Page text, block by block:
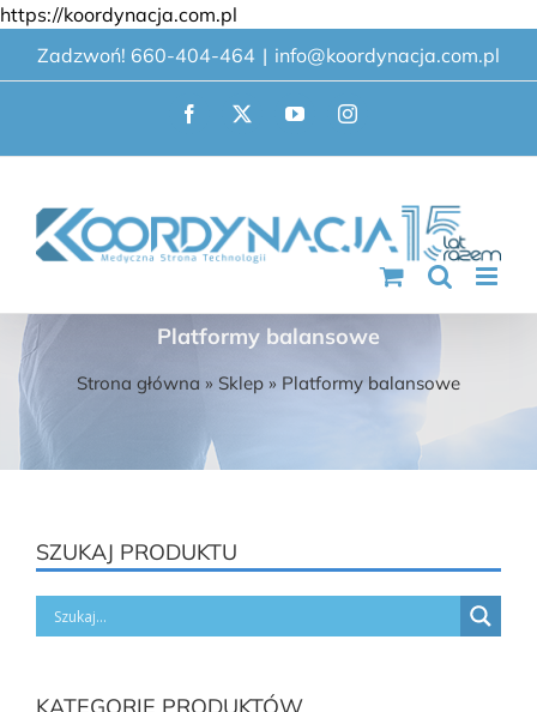
https://koordynacja.com.pl
do
zawartości
Zadzwoń! 660-404-464 | info@koordynacja.com.pl
Facebook
X YouTubeInstagram
Platformy balansowe
Strona główna » Sklep » Platformy balansowe
SZUKAJ PRODUKTU